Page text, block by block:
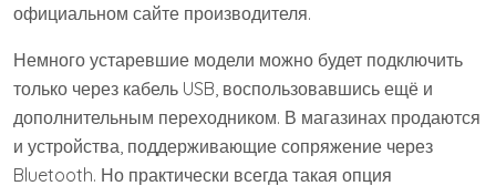
официальном сайте производителя.
Немного устаревшие модели можно будет подключить
только через кабель USB, воспользовавшись ещё и
дополнительным переходником. В магазинах продаются
и устройства, поддерживающие сопряжение через
Bluetooth. Но практически всегда такая опция